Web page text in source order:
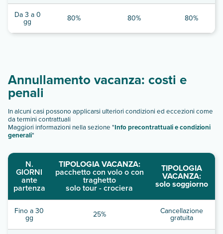
Da 3 a 0
gg 80% 80% 80%
Annullamento vacanza: costi e
penali
In alcuni casi possono applicarsi ulteriori condizioni ed eccezioni come
da termini contrattuali
Maggiori informazioni nella sezione "Info precontrattuali e condizioni
generali"
N.
GIORNI
ante
partenza
TIPOLOGIA VACANZA:
pacchetto con volo o con
traghetto
solo tour - crociera
TIPOLOGIA
VACANZA:
solo soggiorno
Fino a 30
gg 25% Cancellazione
gratuita